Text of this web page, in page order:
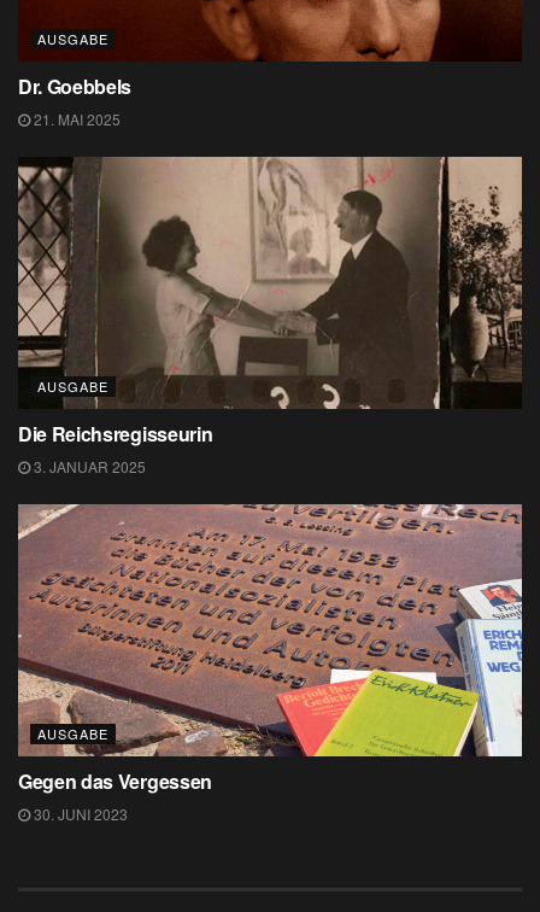
AUSGABE
Dr. Goebbels
21. MAI 2025
AUSGABE
Die Reichsregisseurin
3. JANUAR 2025
AUSGABE
Gegen das Vergessen
30. JUNI 2023